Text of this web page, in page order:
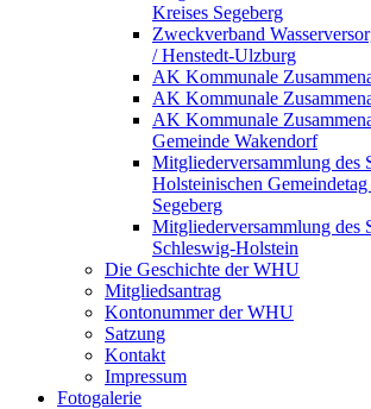
Kreises Segeberg
Zweckverband
/ Henstedt-Ulzburg
AK Kommunale
AK Kommunale
AK Kommunale
Gemeinde Wakendorf
Mitgliederversammlung des
Holsteinischen
Segeberg
Mitgliederversammlung des
Schleswig-Holstein
Die Geschichte der WHU
Mitgliedsantrag
Kontonummer der WHU
Satzung
Kontakt
Impressum
Fotogalerie